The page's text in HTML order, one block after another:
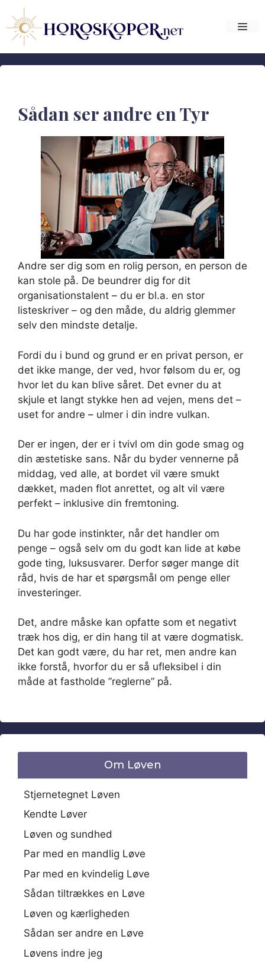
indhold
Sådan ser andre en Tyr
Andre ser dig som en rolig person, en person de
kan stole på. De beundrer dig for dit
organisationstalent – du er bl.a. en stor
listeskriver – og den måde, du aldrig glemmer
selv den mindste detalje.
Fordi du i bund og grund er en privat person, er
det ikke mange, der ved, hvor følsom du er, og
hvor let du kan blive såret. Det evner du at
skjule et langt stykke hen ad vejen, mens det –
uset for andre – ulmer i din indre vulkan.
Der er ingen, der er i tvivl om din gode smag og
din æstetiske sans. Når du byder vennerne på
middag, ved alle, at bordet vil være smukt
dækket, maden flot anrettet, og alt vil være
perfekt – inklusive din fremtoning.
Du har gode instinkter, når det handler om
penge – også selv om du godt kan lide at købe
gode ting, luksusvarer. Derfor søger mange dit
råd, hvis de har et spørgsmål om penge eller
investeringer.
Det, andre måske kan opfatte som et negativt
træk hos dig, er din hang til at være dogmatisk.
Det kan godt være, du har ret, men andre kan
ikke forstå, hvorfor du er så ufleksibel i din
måde at fastholde ”reglerne” på.
Om Løven
Stjernetegnet Løven
Kendte Løver
Løven og sundhed
Par med en mandlig Løve
Par med en kvindelig Løve
Sådan tiltrækkes en Løve
Løven og kærligheden
Sådan ser andre en Løve
Løvens indre jeg